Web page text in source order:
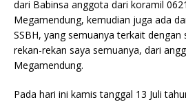
dari Babinsa anggota dari koramil
Megamendung, kemudian juga ada
SSBH, yang semuanya terkait dengan
rekan-rekan saya semuanya, dari
Megamendung.
Pada hari ini kamis tanggal 13 Juli